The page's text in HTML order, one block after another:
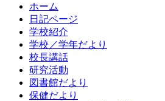
ホーム
日記ページ
学校紹介
学校／学年だより
校長講話
研究活動
図書館だより
保健だより